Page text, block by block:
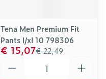
Tena Men Premium Fit
Pants l/xl 10 798306
€ 22,49
€ 15,07